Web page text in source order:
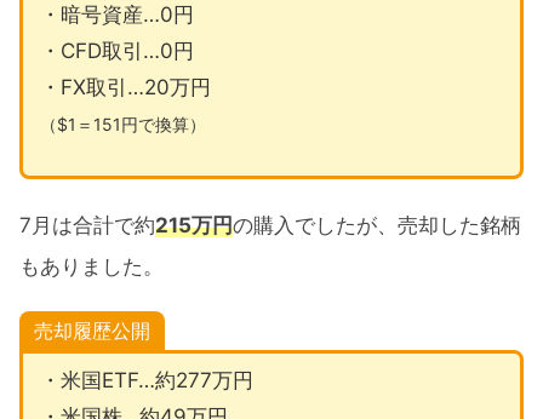
売却理由
2024年の投資方針『新NISAを軸に長期投
資へ』
2024年7月売買銘柄公開まとめ
・暗号資産…0円
・CFD取引…0円
・FX取引…20万円
（$1＝151円で換算）
7月は合計で約215万円の購入でしたが、売却した銘柄
もありました。
売却履歴公開
・米国ETF…約277万円